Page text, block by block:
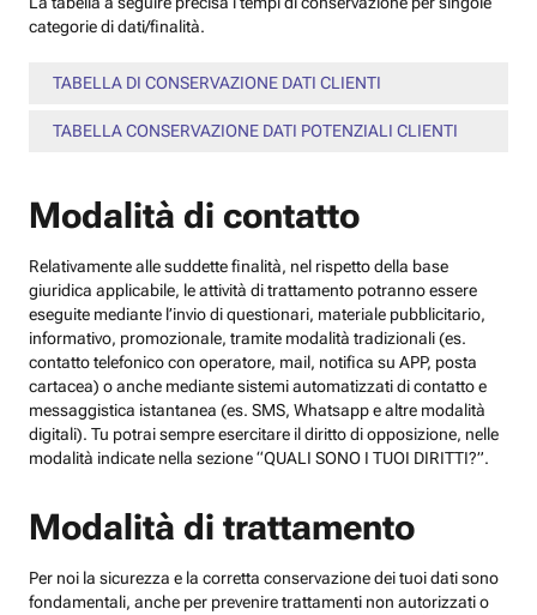
categorie di dati/finalità.
TABELLA DI CONSERVAZIONE DATI CLIENTI
TABELLA CONSERVAZIONE DATI POTENZIALI CLIENTI
Modalità di contatto
Relativamente alle suddette finalità, nel rispetto della base
giuridica applicabile, le attività di trattamento potranno essere
eseguite mediante l’invio di questionari, materiale pubblicitario,
informativo, promozionale, tramite modalità tradizionali (es.
contatto telefonico con operatore, mail, notifica su APP, posta
cartacea) o anche mediante sistemi automatizzati di contatto e
messaggistica istantanea (es. SMS, Whatsapp e altre modalità
digitali). Tu potrai sempre esercitare il diritto di opposizione, nelle
modalità indicate nella sezione “QUALI SONO I TUOI DIRITTI?”.
Modalità di trattamento
Per noi la sicurezza e la corretta conservazione dei tuoi dati sono
fondamentali, anche per prevenire trattamenti non autorizzati o